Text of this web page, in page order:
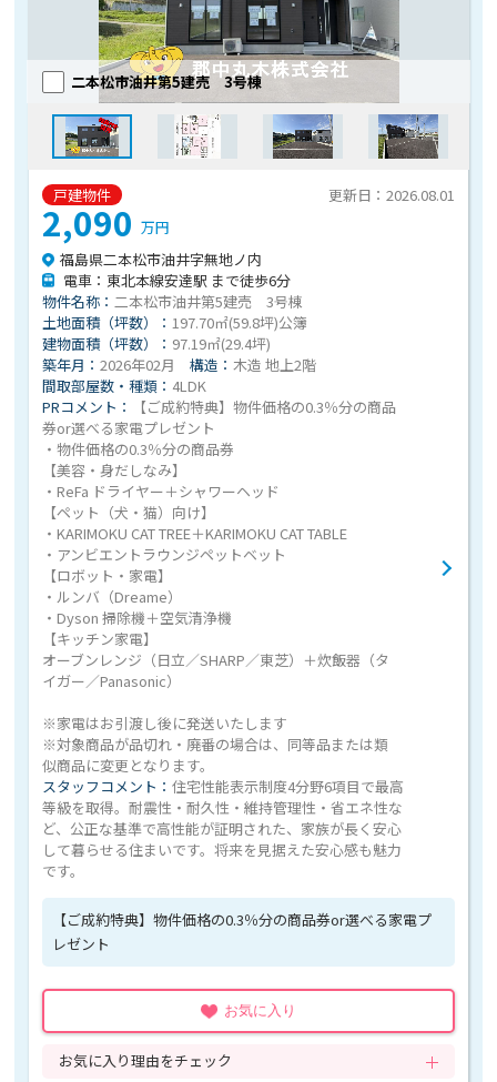
戸建物件
二本松市油井第5建売 3号棟
更新日：2026.08.01
2,090万円
福島県二本松市油井字無地ノ内
電車：東北本線安達駅 まで徒歩6分
物件名称：二本松市油井第5建売 3号棟
土地面積（坪数）：197.70㎡(59.8坪)公簿
建物面積（坪数）： 97.19㎡(29.4坪)
築年月：2026年02月 構造：木造 地上2階
間取部屋数・種類： 4LDK
PRコメント：
【ご成約特典】物件価格の0.3％分の商品
券or選べる家電プレゼント
・物件価格の0.3％分の商品券
【美容・身だしなみ】
・ReFa ドライヤー＋シャワーヘッド
【ペット（犬・猫）向け】
・KARIMOKU CAT TREE＋KARIMOKU CAT TABLE
・アンビエントラウンジペットベット
【ロボット・家電】
・ルンバ（Dreame）
・Dyson 掃除機＋空気清浄機
【キッチン家電】
オーブンレンジ（日立／SHARP／東芝）＋炊飯器（タ
イガー／Panasonic）
※家電はお引渡し後に発送いたします
※対象商品が品切れ・廃番の場合は、同等品または類
似商品に変更となります。
スタッフコメント：住宅性能表示制度4分野6項目で最高
等級を取得。耐震性・耐久性・維持管理性・省エネ性な
ど、公正な基準で高性能が証明された、家族が長く安心
して暮らせる住まいです。将来を見据えた安心感も魅力
です。
【ご成約特典】物件価格の0.3％分の商品券or選べる家電プ
レゼント
お気に入り
お気に入り理由をチェック